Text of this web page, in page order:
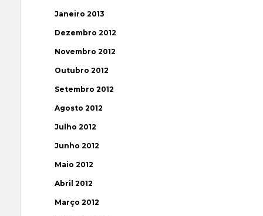
Janeiro 2013
Dezembro 2012
Novembro 2012
Outubro 2012
Setembro 2012
Agosto 2012
Julho 2012
Junho 2012
Maio 2012
Abril 2012
Março 2012